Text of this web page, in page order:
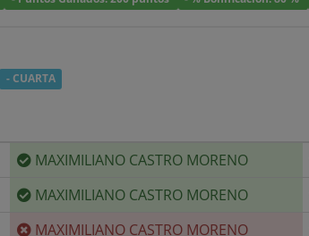
- CUARTA
MAXIMILIANO CASTRO MORENO
MAXIMILIANO CASTRO MORENO
MAXIMILIANO CASTRO MORENO